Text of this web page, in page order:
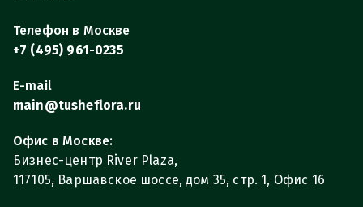
Телефон в Москве
+7 (495) 961-0235
E-mail
main@tusheflora.ru
Офис в Москве:
Бизнес-центр River Plaza,
117105, Варшавское шоссе, дом 35, стр. 1, Офис 16